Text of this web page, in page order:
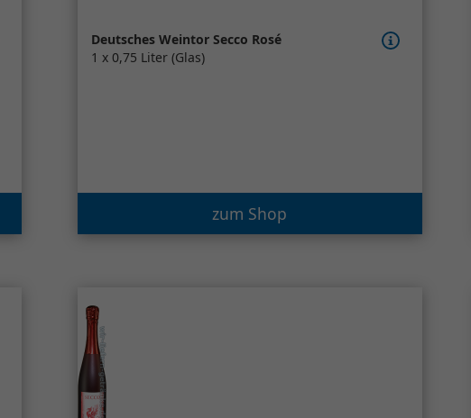
Deutsches Weintor Secco Rosé
1 x 0,75 Liter (Glas)
zum Shop